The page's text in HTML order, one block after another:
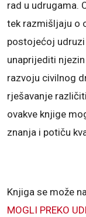
rad u udrugama.
tek razmišljaju o
postojećoj udruzi
unaprijediti
razvoju civilnog
rješavanje
ovakve knjige
znanja i potiču
Knjiga se može
MOGLI PREKO